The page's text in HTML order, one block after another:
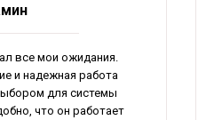
все мои ожидания.
и надежная работа
для системы
что он работает